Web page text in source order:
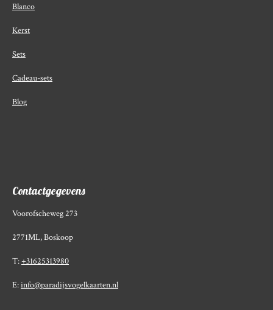
Blanco
Kerst
Sets
Cadeau-sets
Blog
Contactgegevens
Voorofscheweg 273
2771ML, Boskoop
T:+31625313980
E:info@paradijsvogelkaarten.nl